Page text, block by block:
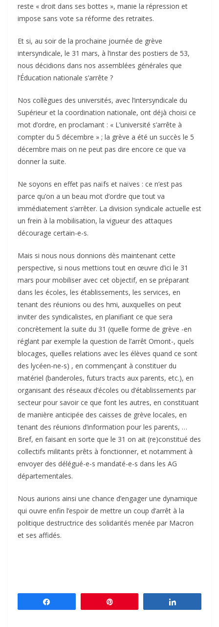
reste « droit dans ses bottes », manie la répression et
impose sans vote sa réforme des retraites.
Et si, au soir de la prochaine journée de grève
intersyndicale, le 31 mars, à l’instar des postiers de 53,
nous décidions dans nos assemblées générales que
l’Éducation nationale s’arrête ?
Nos collègues des universités, avec l’intersyndicale du
Supérieur et la coordination nationale, ont déjà choisi ce
mot d’ordre, en proclamant : « L’université s’arrête à
compter du 5 décembre » ; la grève a été un succès le 5
décembre mais on ne peut pas dire encore ce que va
donner la suite.
Ne soyons en effet pas naïfs et naïves : ce n’est pas
parce qu’on a un beau mot d’ordre que tout va
immédiatement s’arrêter. La division syndicale actuelle est
un frein à la mobilisation, la vigueur des attaques
décourage certain-e-s.
Mais si nous nous donnions dès maintenant cette
perspective, si nous mettions tout en œuvre d’ici le 31
mars pour mobiliser avec cet objectif, en se préparant
dans les écoles, les établissements, les services, en
tenant des réunions ou des hmi, auxquelles on peut
inviter des syndicalistes, en planifiant ce que sera
concrètement la suite du 31 (quelle forme de grève -en
réglant par exemple la question de l’arrêt Omont-, quels
blocages, quelles relations avec les élèves quand ce sont
des lycéen-ne-s) , en commençant à constituer du
matériel (banderoles, futurs tracts aux parents, etc.), en
organisant des réseaux d’écoles ou d’établissements par
secteur pour savoir ce que font les autres, en constituant
de manière anticipée des caisses de grève locales, en
tenant des réunions d’information pour les parents, …
Bref, en faisant en sorte que le 31 on ait (re)constitué des
collectifs militants prêts à fonctionner, et notamment à
envoyer des délégué-e-s mandaté-e-s dans les AG
départementales.
Nous aurions ainsi une chance d’engager une dynamique
qui ouvre enfin l’espoir de mettre un coup d’arrêt à la
politique destructrice des solidarités menée par Macron
et ses affidés.